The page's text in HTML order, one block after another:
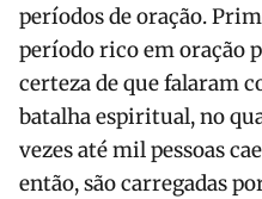
períodos de oração.
período rico em oração
certeza de que falaram
batalha espiritual, no
vezes até mil pessoas
então, são carregadas